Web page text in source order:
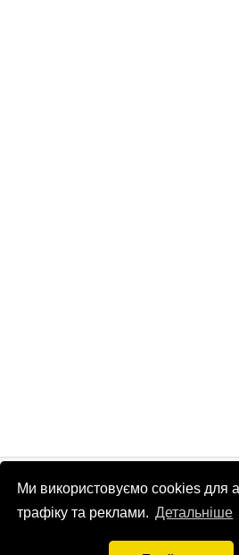
Ми використовуємо cookies для
трафіку та реклами. Детальніше
info@